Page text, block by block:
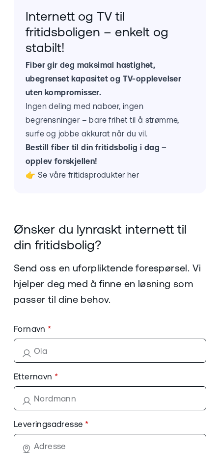
Internett og TV til
fritidsboligen – enkelt og
stabilt!
Fiber gir deg maksimal hastighet,
ubegrenset kapasitet og TV-opplevelser
uten kompromisser.
Ingen deling med naboer, ingen
begrensninger – bare frihet til å strømme,
surfe og jobbe akkurat når du vil.
Bestill fiber til din fritidsbolig i dag –
opplev forskjellen!
👉 Se våre fritidsprodukter her
Ønsker du lynraskt internett til
din fritidsbolig?
Send oss en uforpliktende forespørsel. Vi
hjelper deg med å finne en løsning som
passer til dine behov.
Fornavn
Etternavn
Leveringsadresse